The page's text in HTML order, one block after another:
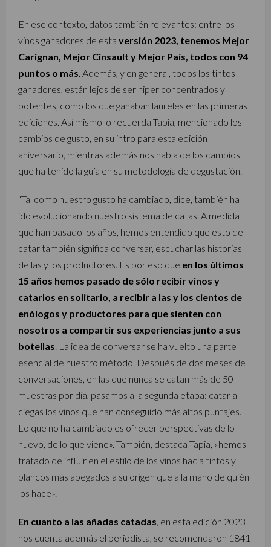
En ese contexto, datos también relevantes: entre los
vinos ganadores de esta versión 2023, tenemos Mejor
Carignan, Mejor Cinsault y Mejor País, todos con 94
puntos o más. Además, y en general, todos los tintos
ganadores, están lejos de ser hiper concentrados y
potentes, como los que ganaban laureles en las primeras
ediciones. Así mismo lo recuerda Tapia, mencionado los
cambios de gusto, en su intro para esta edición
aniversario, mientras además nos habla de los cambios
que ha tenido la guía en su metodología de degustación.
“Tal como nuestro gusto ha cambiado, dice, también ha
ido evolucionando nuestro sistema de catas. A medida
que han pasado los años, hemos entendido que esto de
catar también significa conversar, escuchar las historias
de las y los productores. Es por eso que en los últimos
15 años hemos pasado de sólo recibir vinos y
catarlos en solitario, a recibir a las y los cientos de
enólogos y productores para que sienten con
nosotros a compartir sus experiencias junto a sus
botellas. La idea de conversar se ha vuelto una parte
esencial de nuestro método. Después de dos meses de
conversaciones, en las que nunca se catan más de 50
muestras por día, pasamos a la segunda etapa: catar a
ciegas los vinos que han conseguido más altos puntajes.
Lo que no ha cambiado es ofrecer perspectivas de lo
nuevo, de lo que viene». También, destaca Tapia, «hemos
tratado de influir en el estilo de los vinos hacia tintos y
blancos más apegados a su origen que a la mano de quién
los hace».
En cuanto a las añadas catadas, en esta edición 2023
nos cuenta además el periodista, se recomendaron 1841